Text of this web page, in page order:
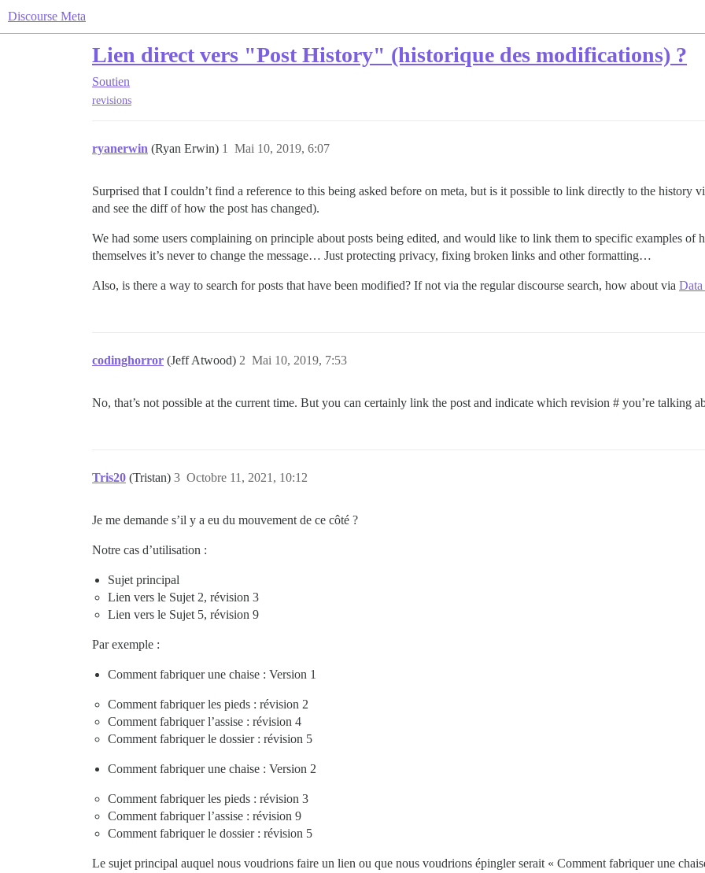
Discourse Meta
Lien direct vers "Post History" (historique des modifications) ?
Soutien
revisions
ryanerwin (Ryan Erwin) Mai 10, 2019, 6:07
1
Surprised that I couldn’t find a reference to this being asked before on meta, but is it possible to link directly to the history
and see the diff of how the post has changed).
We had some users complaining on principle about posts being edited, and would like to link them to specific examples of
themselves it’s never to change the message… Just protecting privacy, fixing broken links and other formatting…
Also, is there a way to search for posts that have been modified? If not via the regular discourse search, how about via
codinghorror (Jeff Atwood) Mai 10, 2019, 7:53
2
No, that’s not possible at the current time. But you can certainly link the post and indicate which revision # you’re talking
Tris20 (Tristan) Octobre 11, 2021, 10:12
3
Je me demande s’il y a eu du mouvement de ce côté ?
Notre cas d’utilisation :
Sujet principal
Lien vers le Sujet 2, révision 3
Lien vers le Sujet 5, révision 9
Par exemple :
Comment fabriquer une chaise : Version 1
Comment fabriquer les pieds : révision 2
Comment fabriquer l’assise : révision 4
Comment fabriquer le dossier : révision 5
Comment fabriquer une chaise : Version 2
Comment fabriquer les pieds : révision 3
Comment fabriquer l’assise : révision 9
Comment fabriquer le dossier : révision 5
Le sujet principal auquel nous voudrions faire un lien ou que nous voudrions épingler serait « Comment fabriquer une